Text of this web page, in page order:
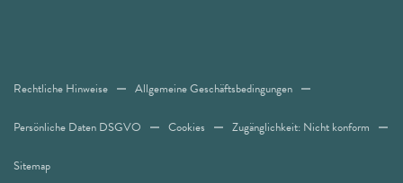
Rechtliche Hinweise Allgemeine Geschäftsbedingungen
Persönliche Daten DSGVO Cookies Zugänglichkeit: Nicht konform
Sitemap